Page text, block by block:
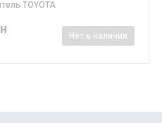
TOYOTA
Нет в наличии